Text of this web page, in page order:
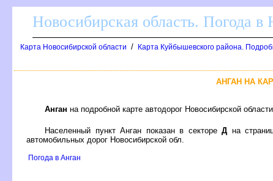
Новосибирская область. Погода в
Карта Новосибирской области / Карта Куйбышевского района.
АНГАН НА
Анган на подробной карте автодорог Новосибирской
Населенный пункт Анган показан в сектореД на
автомобильных дорог Новосибирской обл.
Погода в Анган